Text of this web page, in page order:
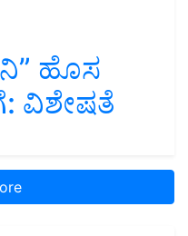
ಹೊಸ
ವಿಶೇಷತೆ